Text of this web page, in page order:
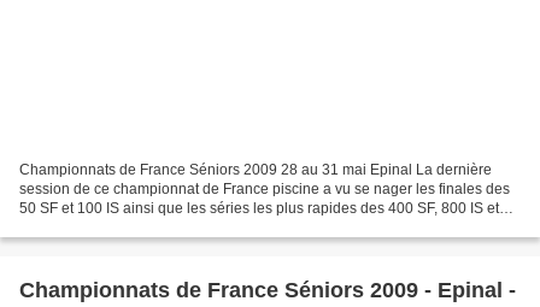
Championnats de France Séniors 2009 28 au 31 mai Epinal La dernière
session de ce championnat de France piscine a vu se nager les finales des
50 SF et 100 IS ainsi que les séries les plus rapides des 400 SF, 800 IS et
Championnats de France Séniors 2009 - Epinal -